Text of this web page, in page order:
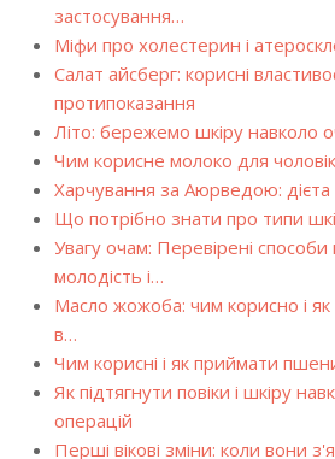
застосування…
Міфи про холестерин і
Салат айсберг: корисні
протипоказання
Літо: бережемо шкіру навколо
Чим корисне молоко для
Харчування за Аюрведою: дієта
Що потрібно знати про типи
Увагу очам: Перевірені
молодість і…
Масло жожоба: чим корисно і як
в…
Чим корисні і як приймати
Як підтягнути повіки і шкіру
операцій
Перші вікові зміни: коли вони